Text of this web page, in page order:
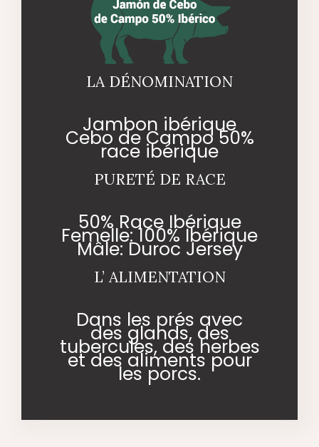
LA DÉNOMINATION
Jambon ibérique
Cebo de Campo 50%
race ibérique
PURETÉ DE RACE
50% Race Ibérique
Femelle: 100% Ibérique
Mâle: Duroc Jersey
L’ ALIMENTATION
Dans les prés avec
des glands, des
tubercules, des herbes
et des aliments pour
les porcs.